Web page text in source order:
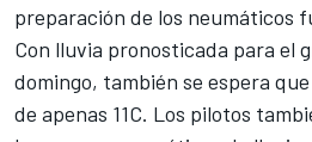
preparación de los neumáticos
Con lluvia pronosticada para el
domingo, también se espera
de apenas 11C. Los pilotos